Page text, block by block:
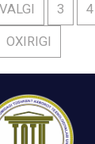
3 4
OXIRIGI